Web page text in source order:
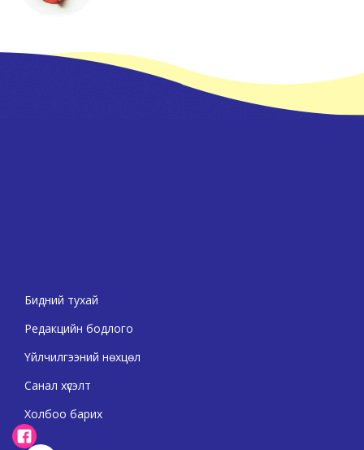
Бидний тухай
Редакцийн бодлого
Үйлчилгээний нөхцөл
Санал хүсэлт
Холбоо барих